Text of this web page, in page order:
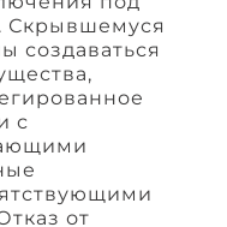
Скрывшемуся
создаваться
с
от